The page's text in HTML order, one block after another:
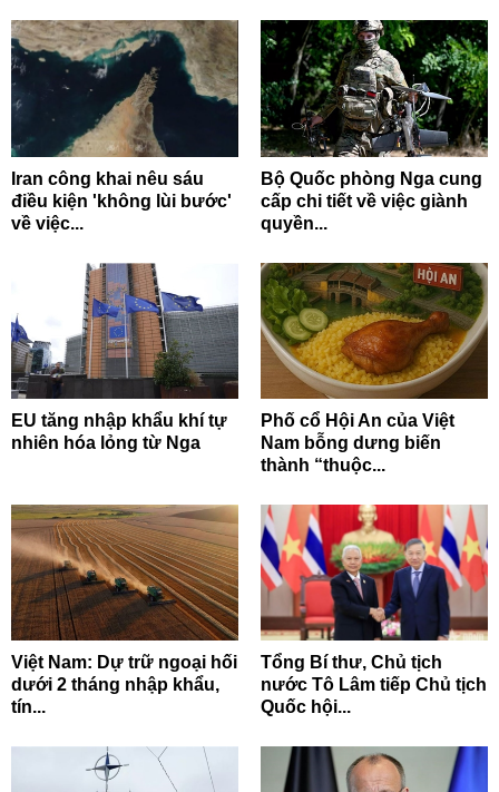
Iran công khai nêu sáu
điều kiện 'không lùi bước'
về việc...
Bộ Quốc phòng Nga cung
cấp chi tiết về việc giành
quyền...
EU tăng nhập khẩu khí tự
nhiên hóa lỏng từ Nga
Phố cổ Hội An của Việt
Nam bỗng dưng biến
thành “thuộc...
Việt Nam: Dự trữ ngoại hối
dưới 2 tháng nhập khẩu,
tín...
Tổng Bí thư, Chủ tịch
nước Tô Lâm tiếp Chủ tịch
Quốc hội...